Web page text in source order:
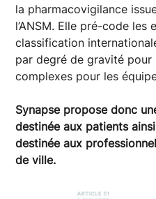
la pharmacovigilance
l’ANSM. Elle pré-code
classification
par degré de gravité
complexes pour les
Synapse propose donc
destinée aux patients
destinée aux
de ville.